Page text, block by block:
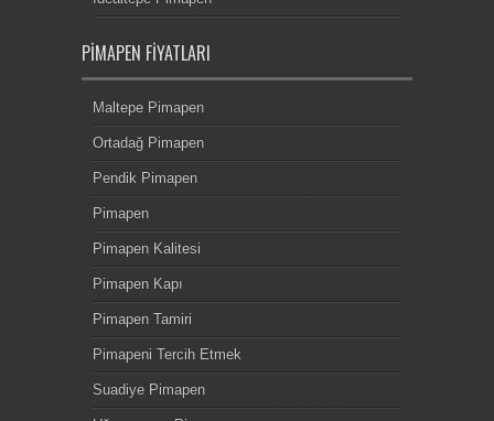
PIMAPEN FIYATLARI
Maltepe Pimapen
Ortadağ Pimapen
Pendik Pimapen
Pimapen
Pimapen Kalitesi
Pimapen Kapı
Pimapen Tamiri
Pimapeni Tercih Etmek
Suadiye Pimapen